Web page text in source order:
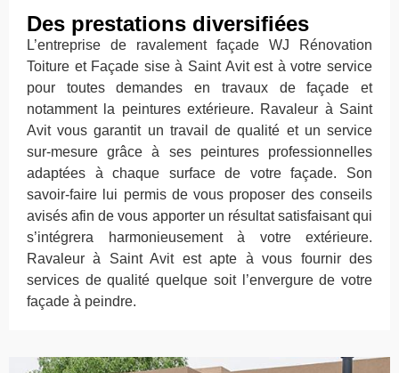
Des prestations diversifiées
L’entreprise de ravalement façade WJ Rénovation
Toiture et Façade sise à Saint Avit est à votre service
pour toutes demandes en travaux de façade et
notamment la peintures extérieure. Ravaleur à Saint
Avit vous garantit un travail de qualité et un service
sur-mesure grâce à ses peintures professionnelles
adaptées à chaque surface de votre façade. Son
savoir-faire lui permis de vous proposer des conseils
avisés afin de vous apporter un résultat satisfaisant qui
s’intégrera harmonieusement à votre extérieure.
Ravaleur à Saint Avit est apte à vous fournir des
services de qualité quelque soit l’envergure de votre
façade à peindre.